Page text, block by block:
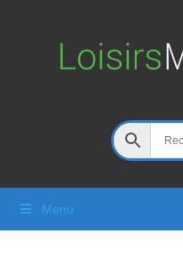
Menu